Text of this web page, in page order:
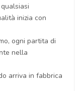
inizia con
ogni partita di
nella
arriva in fabbrica